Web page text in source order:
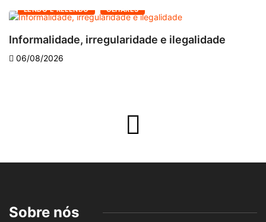
LENDO E RELENDO OLHARES
Informalidade, irregularidade e ilegalidade
06/08/2026
Sobre nós